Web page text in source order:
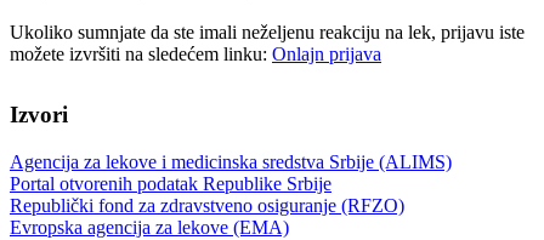
Ukoliko sumnjate da ste imali neželjenu reakciju na lek, prijavu iste
možete izvršiti na sledećem linku: Onlajn prijava
Izvori
Agencija za lekove i medicinska sredstva Srbije (ALIMS)
Portal otvorenih podatak Republike Srbije
Republički fond za zdravstveno osiguranje (RFZO)
Evropska agencija za lekove (EMA)